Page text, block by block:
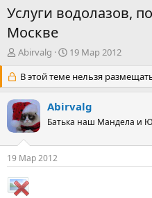
Услуги водолазов,
Москве
А
т
о
р
т
е
м
Abirvalg
Д
т
а
а
ч
а
19 Мар 2012
В этой теме нельзя
Abirvalg
Батька наш Мандела и
19 Мар 2012